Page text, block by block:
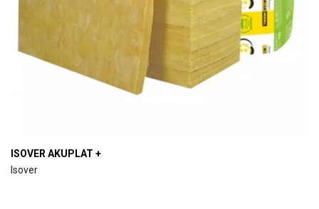
ISOVER AKUPLAT +
Isover